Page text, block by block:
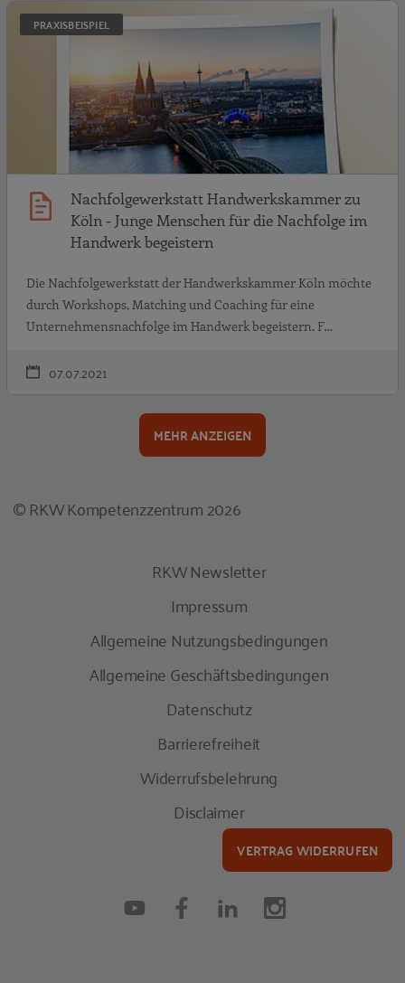
PRAXISBEISPIEL
Nachfolgewerkstatt Handwerkskammer zu
Köln - Junge Menschen für die Nachfolge im
Handwerk begeistern
Die Nachfolgewerkstatt der Handwerkskammer Köln möchte
durch Workshops, Matching und Coaching für eine
Unternehmensnachfolge im Handwerk begeistern. F…
07.07.2021
MEHR ANZEIGEN
© RKW Kompetenzzentrum 2026
RKW Newsletter
Impressum
Allgemeine Nutzungsbedingungen
Allgemeine Geschäftsbedingungen
Datenschutz
Barrierefreiheit
Widerrufsbelehrung
Disclaimer
VERTRAG WIDERRUFEN